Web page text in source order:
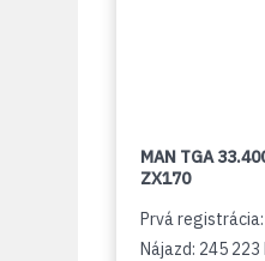
MAN TGA
ZX170
Prvá
Nájazd: 245 223